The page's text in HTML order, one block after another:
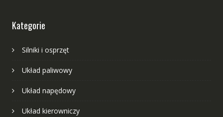
Kategorie
Silniki i osprzęt
Układ paliwowy
Układ napędowy
Układ kierowniczy